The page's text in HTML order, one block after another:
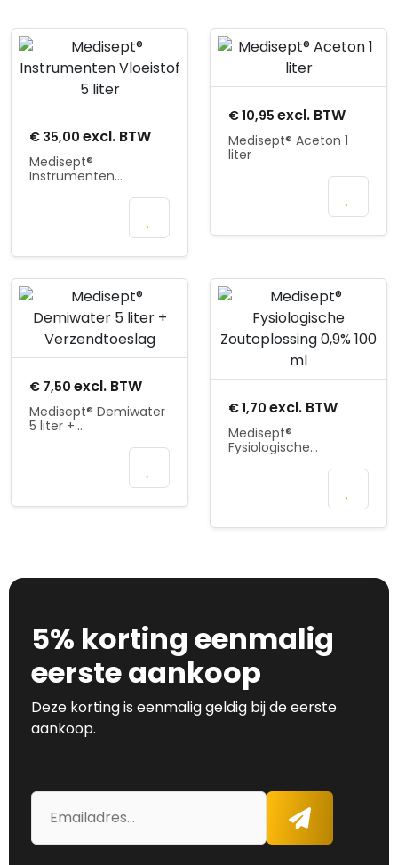
Product openen
€ 35,00 excl. BTW
Medisept®
Instrumenten
Product openen
€10,95 excl. BTW
Medisept® Aceton 1
liter
Product openen
€ 7,50 excl. BTW
Medisept® Demiwater
5 liter +
Product openen
€1,70 excl. BTW
Medisept®
Fysiologische
5% korting eenmalig
eerste aankoop
Deze korting is eenmalig geldig bij de eerste
aankoop.
E-
mailadres
Aanmelden